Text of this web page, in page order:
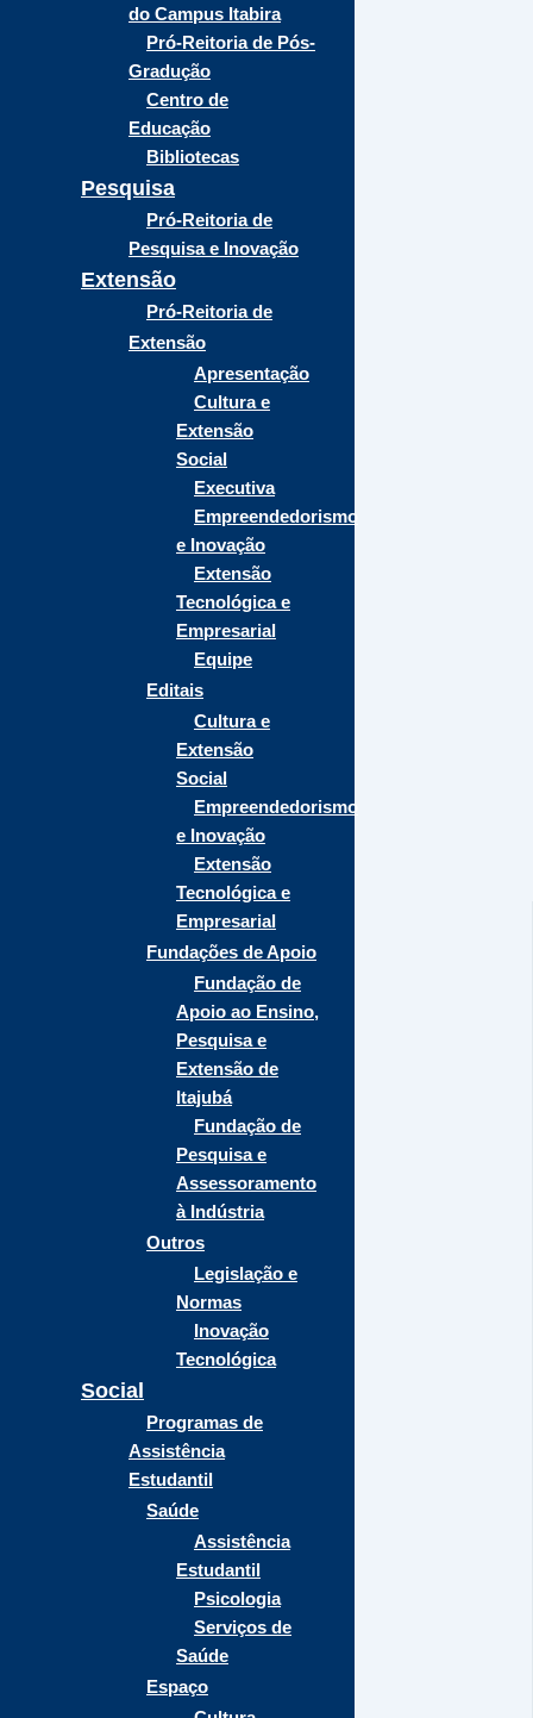
do Campus Itabira
Pró-Reitoria de Pós-
Gradução
Centro de
Educação
Bibliotecas
Pesquisa
Pró-Reitoria de
Pesquisa e Inovação
Extensão
Pró-Reitoria de
Extensão
Apresentação
Cultura e
Extensão
Social
Executiva
Empreendedorismo
e Inovação
Extensão
Tecnológica e
Empresarial
Equipe
Editais
Cultura e
Extensão
Social
Empreendedorismo
e Inovação
Extensão
Tecnológica e
Empresarial
Fundações de Apoio
Fundação de
Apoio ao Ensino,
Pesquisa e
Extensão de
Itajubá
Fundação de
Pesquisa e
Assessoramento
à Indústria
Outros
Legislação e
Normas
Inovação
Tecnológica
Social
Programas de
Assistência
Estudantil
Saúde
Assistência
Estudantil
Psicologia
Serviços de
Saúde
Espaço